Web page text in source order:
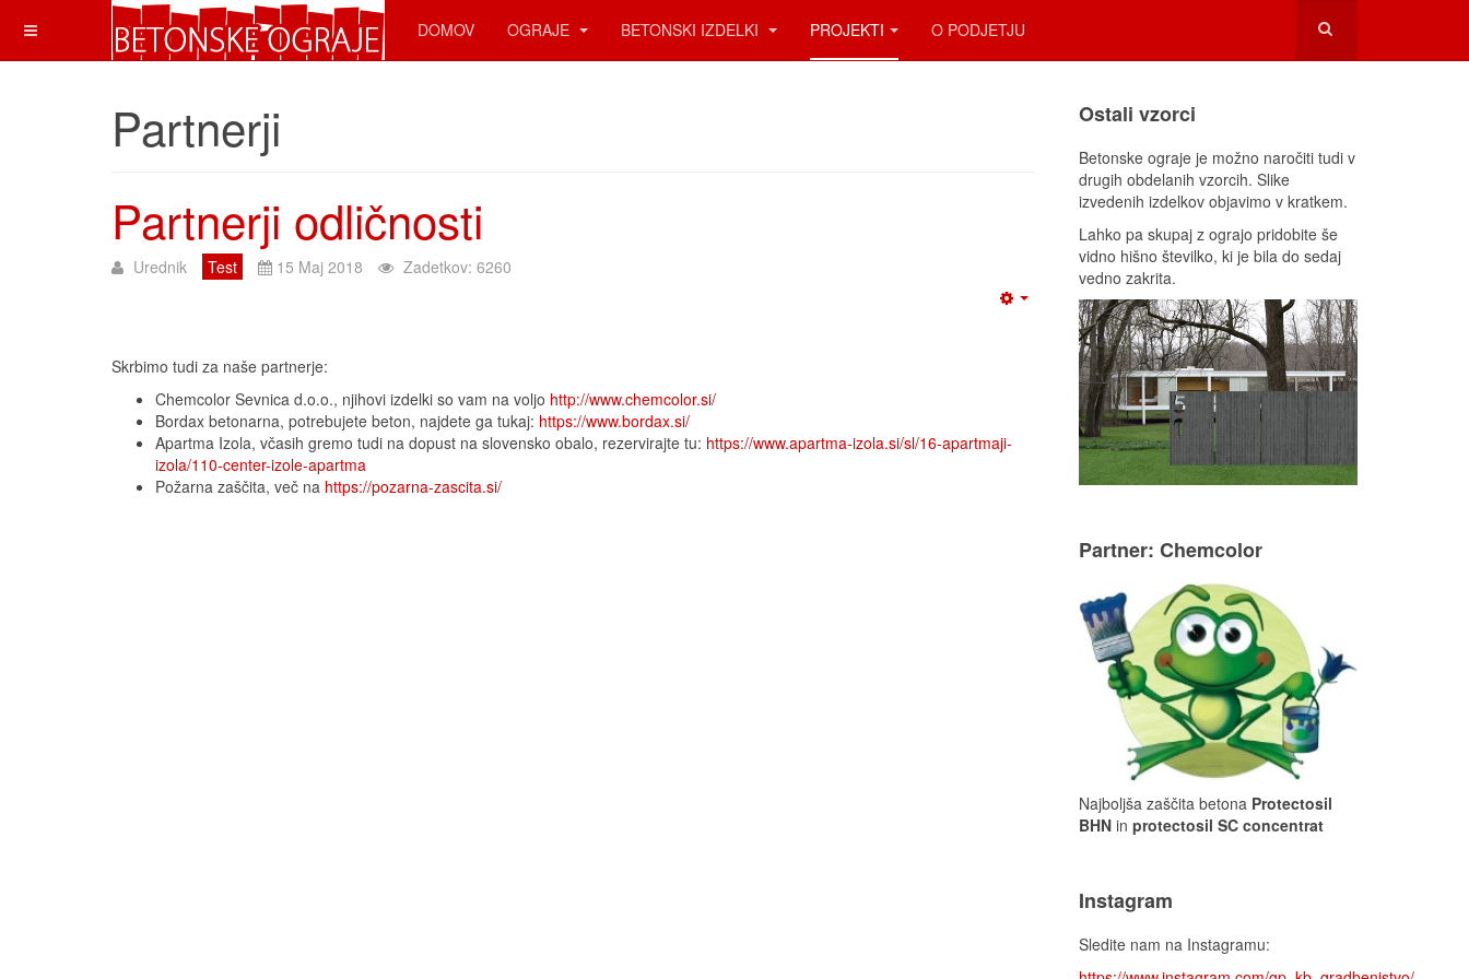
DOMOV OGRAJE BETONSKI IZDELKI PROJEKTI O PODJETJU
Partnerji
Partnerji odličnosti
Urednik Test 15 Maj 2018 Zadetkov: 6260
Skrbimo tudi za naše partnerje:
Chemcolor Sevnica d.o.o., njihovi izdelki so vam na voljo http://www.chemcolor.si/
Bordax betonarna, potrebujete beton, najdete ga tukaj: https://www.bordax.si/
Apartma Izola, včasih gremo tudi na dopust na slovensko obalo, rezervirajte tu: https://www.apartma-izola.si/sl/16-apartmaji-
izola/110-center-izole-apartma
Požarna zaščita, več na https://pozarna-zascita.si/
Ostali vzorci
Betonske ograje je možno naročiti tudi v
drugih obdelanih vzorcih. Slike
izvedenih izdelkov objavimo v kratkem.
Lahko pa skupaj z ograjo pridobite še
vidno hišno številko, ki je bila do sedaj
vedno zakrita.
Partner: Chemcolor
Najboljša zaščita betona Protectosil
BHN in protectosil SC concentrat
Instagram
Sledite nam na Instagramu: